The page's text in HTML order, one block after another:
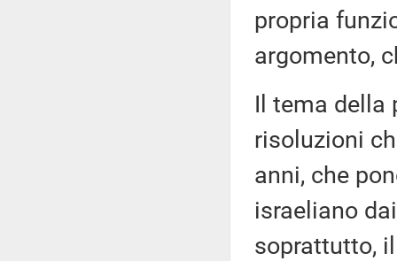
propria
argomento,
Il tema della
risoluzioni
anni, che
israeliano
soprattutto,